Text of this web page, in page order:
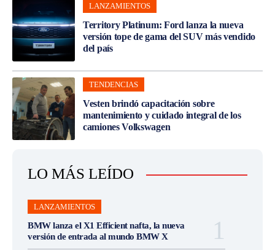
LANZAMIENTOS
Territory Platinum: Ford lanza la nueva
versión tope de gama del SUV más vendido
del país
TENDENCIAS
Vesten brindó capacitación sobre
mantenimiento y cuidado integral de los
camiones Volkswagen
LO MÁS LEÍDO
LANZAMIENTOS
BMW lanza el X1 Efficient nafta, la nueva
versión de entrada al mundo BMW X